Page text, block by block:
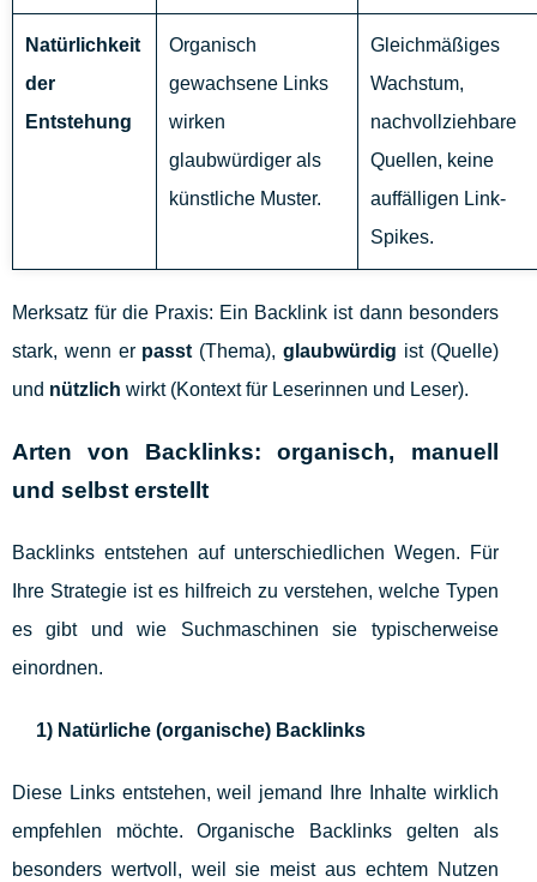
Natürlichkeit
der
Entstehung
Organisch
gewachsene Links
wirken
glaubwürdiger als
künstliche Muster.
Gleichmäßiges
Wachstum,
nachvollziehbare
Quellen, keine
auffälligen Link-
Spikes.
Merksatz für die Praxis: Ein Backlink ist dann besonders
stark, wenn er passt (Thema),glaubwürdig ist (Quelle)
und nützlich wirkt (Kontext für Leserinnen und Leser).
Arten von Backlinks: organisch, manuell
und selbst erstellt
Backlinks entstehen auf unterschiedlichen Wegen. Für
Ihre Strategie ist es hilfreich zu verstehen, welche Typen
es gibt und wie Suchmaschinen sie typischerweise
einordnen.
1) Natürliche (organische) Backlinks
Diese Links entstehen, weil jemand Ihre Inhalte wirklich
empfehlen möchte. Organische Backlinks gelten als
besonders wertvoll, weil sie meist aus echtem Nutzen